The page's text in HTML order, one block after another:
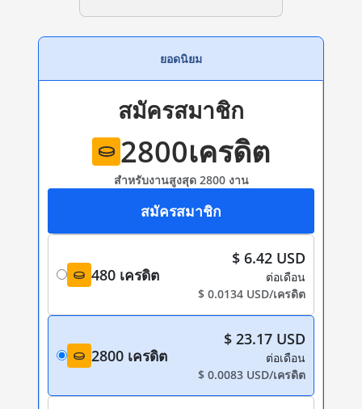
ยอดนิยม
สมัครสมาชิก
2800เครดิต
สำหรับงานสูงสุด 2800 งาน
สมัครสมาชิก
480 เครดิต
$ 6.42 USD
ต่อเดือน
$ 0.0134 USD/เครดิต
2800 เครดิต
$ 23.17 USD
ต่อเดือน
$ 0.0083 USD/เครดิต